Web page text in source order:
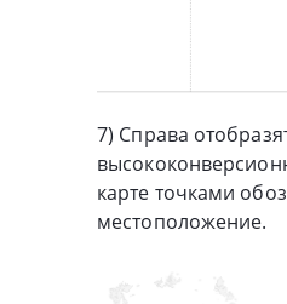
7) Справа
карте точками
местоположение.